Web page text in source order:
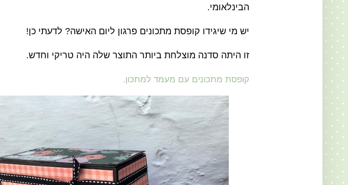
הבינלאומי.
יש מי שיגידו קופסת מתכונים פרגון ליום האישה? לדעתי כן!
זו היתה סדנה מוצלחת ביותר התוצר שלה היה טריקי וחדש.
קופסת מתכונים עם מעמד למתכון.